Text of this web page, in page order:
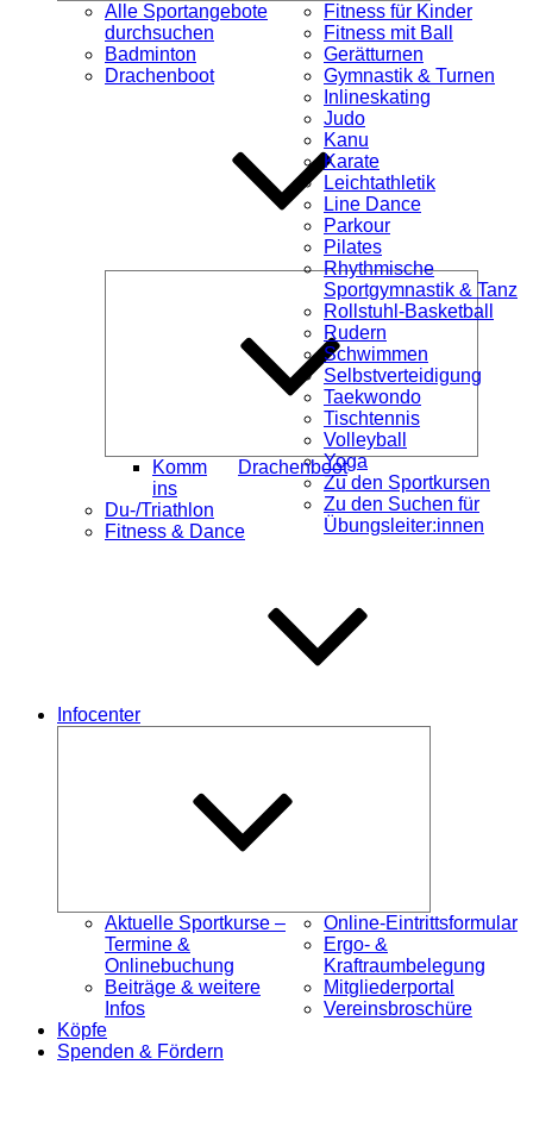
Alle Sportangebote
durchsuchen
Badminton
Drachenboot
öffnen
Komm
ins
Drachenboot
Du-/Triathlon
Fitness & Dance
Fitness für Kinder
Fitness mit Ball
Gerätturnen
Gymnastik & Turnen
Inlineskating
Judo
Kanu
Karate
Leichtathletik
Line Dance
Parkour
Pilates
Rhythmische
Sportgymnastik & Tanz
Rollstuhl-Basketball
Rudern
Schwimmen
Selbstverteidigung
Taekwondo
Tischtennis
Volleyball
Yoga
Zu den Sportkursen
Zu den Suchen für
Übungsleiter:innen
Infocenter
Aktuelle Sportkurse –
Termine &
Onlinebuchung
Beiträge & weitere
Infos
Online-Eintrittsformular
Ergo- &
Kraftraumbelegung
Mitgliederportal
Vereinsbroschüre
Köpfe
Spenden & Fördern